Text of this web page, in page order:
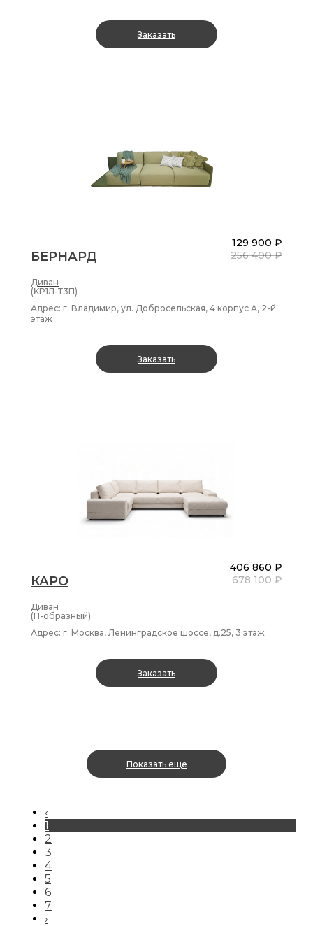
Заказать
БЕРНАРД
Диван
129 900 ₽
256 400 ₽
(KP1Л-Т3П)
Адрес: г. Владимир, ул. Добросельская, 4 корпус А, 2-й
этаж
Заказать
КАРО
Диван
406 860 ₽
678 100 ₽
(П-образный)
Адрес: г. Москва, Ленинградское шоссе, д.25, 3 этаж
Заказать
Показать еще
‹
1
2
3
4
5
6
7
›